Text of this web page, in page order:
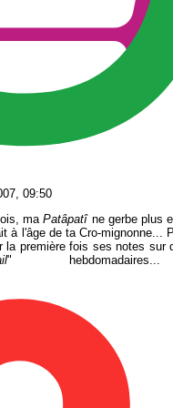
09:50
maPatâpatîne gerbe plus
à l'âge de ta Cro-mignonne...
la première fois ses notes sur
"